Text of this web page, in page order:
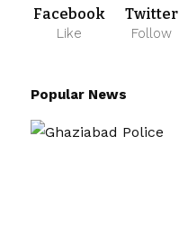
Facebook
Like
Twitter
Follow
Popular News